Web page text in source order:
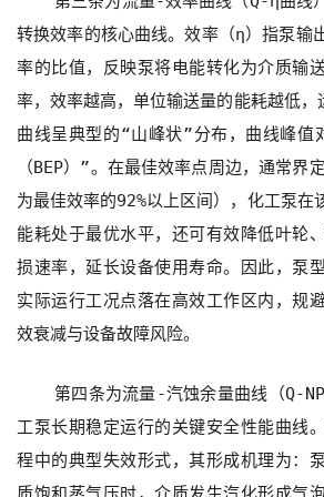
转换效率的核心曲线。效率（η）指泵输
率的比值，反映泵将电能转化为介质输
率，效率越高，单位输送量的能耗越低
曲线呈典型的“山峰状”分布，曲线峰值
（BEP）”。在最佳效率点周边，通常界
为最佳效率的92%以上区间），化工泵在
能耗处于最优水平，还可有效降低叶轮
损速率，延长设备使用寿命。因此，泵
实际运行工况点落在高效工作区内，规
效衰减与设备故障风险。
第四条为流量-汽蚀余量曲线（Q-
工泵长期稳定运行的关键安全性能曲线
程中的典型失效形式，其形成机理为：